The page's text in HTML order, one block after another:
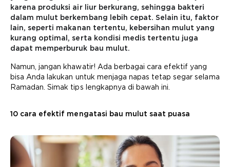
karena produksi air liur berkurang, sehingga bakteri
dalam mulut berkembang lebih cepat. Selain itu, faktor
lain, seperti makanan tertentu, kebersihan mulut yang
kurang optimal, serta kondisi medis tertentu juga
dapat memperburuk bau mulut.
Namun, jangan khawatir! Ada berbagai cara efektif yang
bisa Anda lakukan untuk menjaga napas tetap segar selama
Ramadan. Simak tips lengkapnya di bawah ini.
10 cara efektif mengatasi bau mulut saat puasa